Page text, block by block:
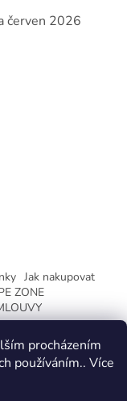
procházením
používáním.. Více
červen 2026
Jak nakupovat
ZONE